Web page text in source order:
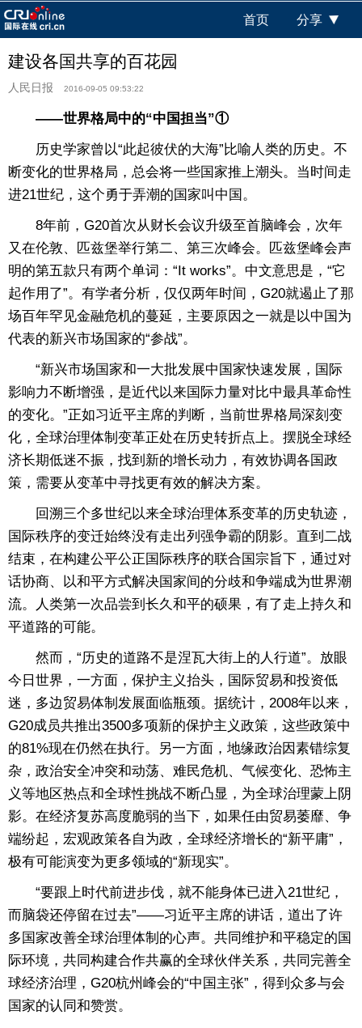
首页 分享
建设各国共享的百花园
人民日报 2016-09-05 09:53:22
——世界格局中的“中国担当”①
历史学家曾以“此起彼伏的大海”比喻人类的历史。不
断变化的世界格局，总会将一些国家推上潮头。当时间走
进21世纪，这个勇于弄潮的国家叫中国。
8年前，G20首次从财长会议升级至首脑峰会，次年
又在伦敦、匹兹堡举行第二、第三次峰会。匹兹堡峰会声
明的第五款只有两个单词：“It works”。中文意思是，“它
起作用了”。有学者分析，仅仅两年时间，G20就遏止了那
场百年罕见金融危机的蔓延，主要原因之一就是以中国为
代表的新兴市场国家的“参战”。
“新兴市场国家和一大批发展中国家快速发展，国际
影响力不断增强，是近代以来国际力量对比中最具革命性
的变化。”正如习近平主席的判断，当前世界格局深刻变
化，全球治理体制变革正处在历史转折点上。摆脱全球经
济长期低迷不振，找到新的增长动力，有效协调各国政
策，需要从变革中寻找更有效的解决方案。
回溯三个多世纪以来全球治理体系变革的历史轨迹，
国际秩序的变迁始终没有走出列强争霸的阴影。直到二战
结束，在构建公平公正国际秩序的联合国宗旨下，通过对
话协商、以和平方式解决国家间的分歧和争端成为世界潮
流。人类第一次品尝到长久和平的硕果，有了走上持久和
平道路的可能。
然而，“历史的道路不是涅瓦大街上的人行道”。放眼
今日世界，一方面，保护主义抬头，国际贸易和投资低
迷，多边贸易体制发展面临瓶颈。据统计，2008年以来，
G20成员共推出3500多项新的保护主义政策，这些政策中
的81%现在仍然在执行。另一方面，地缘政治因素错综复
杂，政治安全冲突和动荡、难民危机、气候变化、恐怖主
义等地区热点和全球性挑战不断凸显，为全球治理蒙上阴
影。在经济复苏高度脆弱的当下，如果任由贸易萎靡、争
端纷起，宏观政策各自为政，全球经济增长的“新平庸”，
极有可能演变为更多领域的“新现实”。
“要跟上时代前进步伐，就不能身体已进入21世纪，
而脑袋还停留在过去”——习近平主席的讲话，道出了许
多国家改善全球治理体制的心声。共同维护和平稳定的国
际环境，共同构建合作共赢的全球伙伴关系，共同完善全
球经济治理，G20杭州峰会的“中国主张”，得到众多与会
国家的认同和赞赏。